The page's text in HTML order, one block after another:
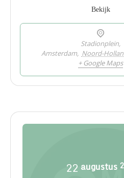
Bekijk
Stadionplein,
Amsterdam, Noord-
+ Google Maps
22 augustus